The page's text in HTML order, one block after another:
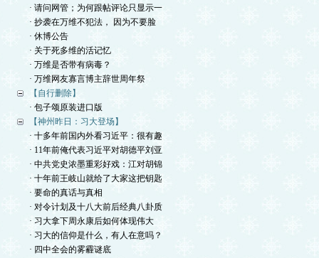
· 请问网管；为何跟帖评论只显示一
· 抄袭在万维不犯法， 因为不要脸
· 休博公告
· 关于死多维的活记忆
· 万维是否带有病毒？
· 万维网友寡言博主辞世周年祭
【自行删除】
· 包子颂原装进口版
【神州昨日：习大登场】
· 十多年前国内外看习近平：很有趣
· 11年前俺代表习近平对胡德平刘亚
· 中共党史浓墨重彩好戏：江对胡锦
· 十年前王岐山就给了大家这把钥匙
· 要命的真话与真相
· 对令计划及十八大前后经典八卦质
· 习大拿下周永康后如何体现伟大
· 习大的信仰是什么，有人在意吗？
· 四中全会的雾霾谜底